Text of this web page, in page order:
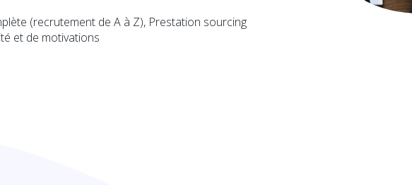
(recrutement de A à Z), Prestation sourcing
et de motivations